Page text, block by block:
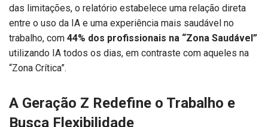
das limitações, o relatório estabelece uma relação direta
entre o uso da IA e uma experiência mais saudável no
trabalho, com 44% dos profissionais na “Zona Saudável”
utilizando IA todos os dias, em contraste com aqueles na
“Zona Crítica”.
A Geração Z Redefine o Trabalho e
Busca Flexibilidade